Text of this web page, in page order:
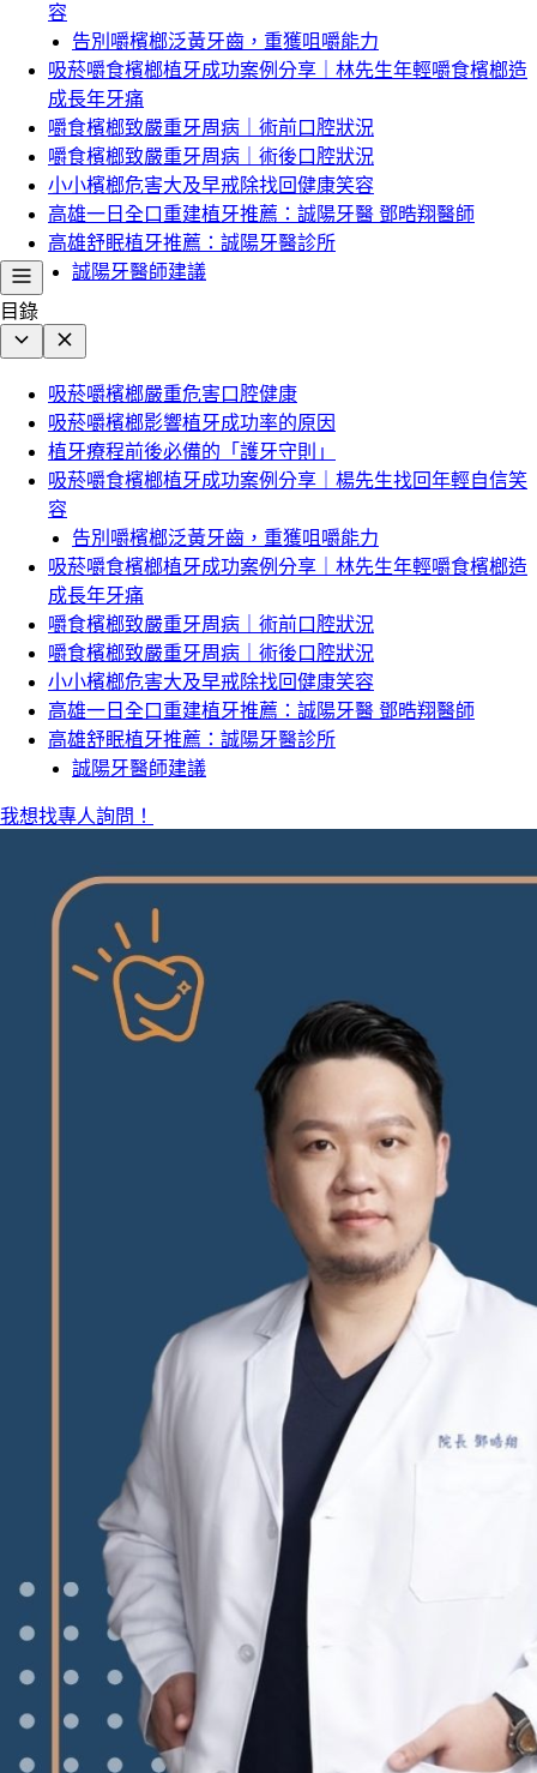
容
告別嚼檳榔泛黃牙齒，重獲咀嚼能力
吸菸嚼食檳榔植牙成功案例分享｜林先生年輕嚼食檳榔造
成長年牙痛
嚼食檳榔致嚴重牙周病｜術前口腔狀況
嚼食檳榔致嚴重牙周病｜術後口腔狀況
小小檳榔危害大及早戒除找回健康笑容
高雄一日全口重建植牙推薦：誠陽牙醫 鄧晧翔醫師
高雄舒眠植牙推薦：誠陽牙醫診所
誠陽牙醫師建議
目錄
吸菸嚼檳榔嚴重危害口腔健康
吸菸嚼檳榔影響植牙成功率的原因
植牙療程前後必備的「護牙守則」
吸菸嚼食檳榔植牙成功案例分享｜楊先生找回年輕自信笑
容
告別嚼檳榔泛黃牙齒，重獲咀嚼能力
吸菸嚼食檳榔植牙成功案例分享｜林先生年輕嚼食檳榔造
成長年牙痛
嚼食檳榔致嚴重牙周病｜術前口腔狀況
嚼食檳榔致嚴重牙周病｜術後口腔狀況
小小檳榔危害大及早戒除找回健康笑容
高雄一日全口重建植牙推薦：誠陽牙醫 鄧晧翔醫師
高雄舒眠植牙推薦：誠陽牙醫診所
誠陽牙醫師建議
我想找專人詢問！